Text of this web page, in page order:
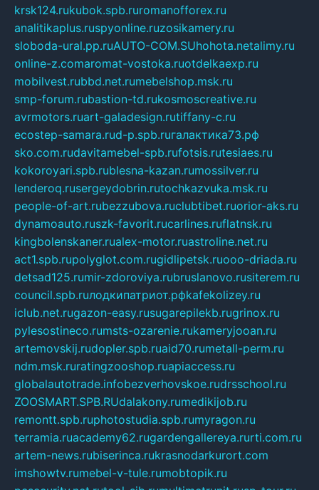
krsk124.rukubok.spb.ruromanofforex.ru
analitikaplus.ruspyonline.ruzosikamery.ru
sloboda-ural.pp.ruAUTO-COM.SUhohota.netalimy.ru
online-z.comaromat-vostoka.ruotdelkaexp.ru
mobilvest.rubbd.net.rumebelshop.msk.ru
smp-forum.rubastion-td.rukosmoscreative.ru
avrmotors.ruart-galadesign.rutiffany-c.ru
ecostep-samara.rud-p.spb.ruгалактика73.рф
sko.com.rudavitamebel-spb.rufotsis.rutesiaes.ru
kokoroyari.spb.rublesna-kazan.rumossilver.ru
lenderoq.rusergeydobrin.rutochkazvuka.msk.ru
people-of-art.rubezzubova.ruclubtibet.ruorior-aks.ru
dynamoauto.ruszk-favorit.rucarlines.ruflatnsk.ru
kingbolenskaner.rualex-motor.ruastroline.net.ru
act1.spb.rupolyglot.com.rugidlipetsk.ruooo-driada.ru
detsad125.rumir-zdoroviya.rubruslanovo.rusiterem.ru
council.spb.ruлодкипатриот.рфkafekolizey.ru
iclub.net.rugazon-easy.rusugarepilekb.rugrinox.ru
pylesostineco.rumsts-ozarenie.rukameryjooan.ru
artemovskij.rudopler.spb.ruaid70.rumetall-perm.ru
ndm.msk.ruratingzooshop.ruapiaccess.ru
globalautotrade.infobezverhovskoe.rudrsschool.ru
ZOOSMART.SPB.RUdalakony.rumedikijob.ru
remontt.spb.ruphotostudia.spb.rumyragon.ru
terramia.ruacademy62.rugardengallereya.rurti.com.ru
artem-news.rubiserinca.rukrasnodarkurort.com
imshowtv.rumebel-v-tule.rumobtopik.ru